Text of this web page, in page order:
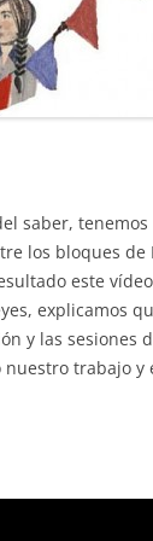
saber,
los bloques de
este
explicamos
y las sesiones
trabajo y